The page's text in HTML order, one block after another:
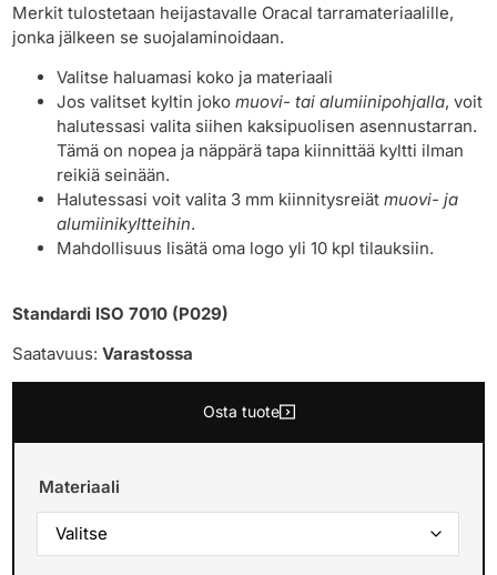
Merkit tulostetaan heijastavalle Oracal tarramateriaalille,
jonka jälkeen se suojalaminoidaan.
Valitse haluamasi koko ja materiaali
Jos valitset kyltin jokomuovi- tai alumiinipohjalla, voit
halutessasi valita siihen kaksipuolisen asennustarran.
Tämä on nopea ja näppärä tapa kiinnittää kyltti ilman
reikiä seinään.
Halutessasi voit valita 3 mm kiinnitysreiätmuovi- ja
alumiinikyltteihin.
Mahdollisuus lisätä oma logo yli 10 kpl tilauksiin.
Standardi ISO 7010 (P029)
Saatavuus:Varastossa
Osta tuote
Materiaali